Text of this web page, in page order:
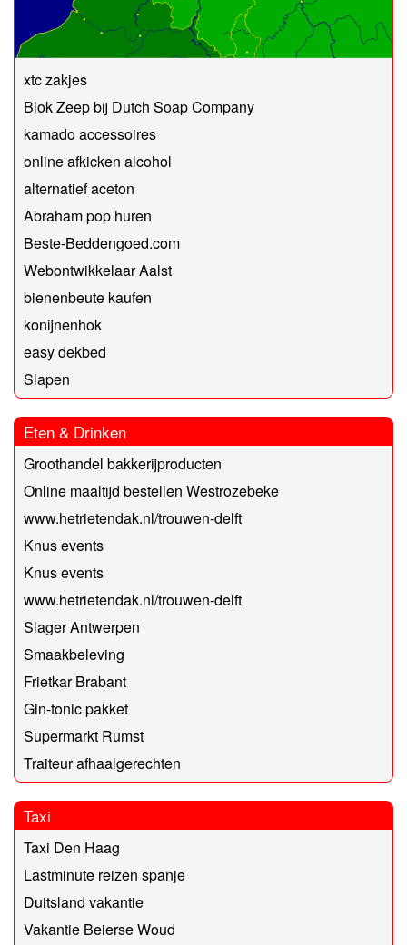
xtc zakjes
Blok Zeep bij Dutch Soap Company
kamado accessoires
online afkicken alcohol
alternatief aceton
Abraham pop huren
Beste-Beddengoed.com
Webontwikkelaar Aalst
bienenbeute kaufen
konijnenhok
easy dekbed
Slapen
Eten & Drinken
Groothandel bakkerijproducten
Online maaltijd bestellen Westrozebeke
www.hetrietendak.nl/trouwen-delft
Knus events
Knus events
www.hetrietendak.nl/trouwen-delft
Slager Antwerpen
Smaakbeleving
Frietkar Brabant
Gin-tonic pakket
Supermarkt Rumst
Traiteur afhaalgerechten
Taxi
Taxi Den Haag
Lastminute reizen spanje
Duitsland vakantie
Vakantie Beierse Woud